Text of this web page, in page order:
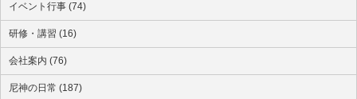
イベント行事 (74)
研修・講習 (16)
会社案内 (76)
尼神の日常 (187)